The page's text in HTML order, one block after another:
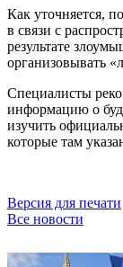
Как уточняется,
в связи с
результате
организовывать
Специалисты
информацию о
изучить
которые там
Версия для печати
Все новости